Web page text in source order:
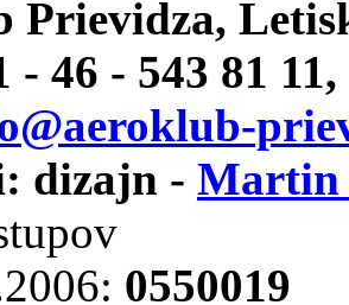
Prievidza,
- 46 - 543 81
dizajn -
: 0550019